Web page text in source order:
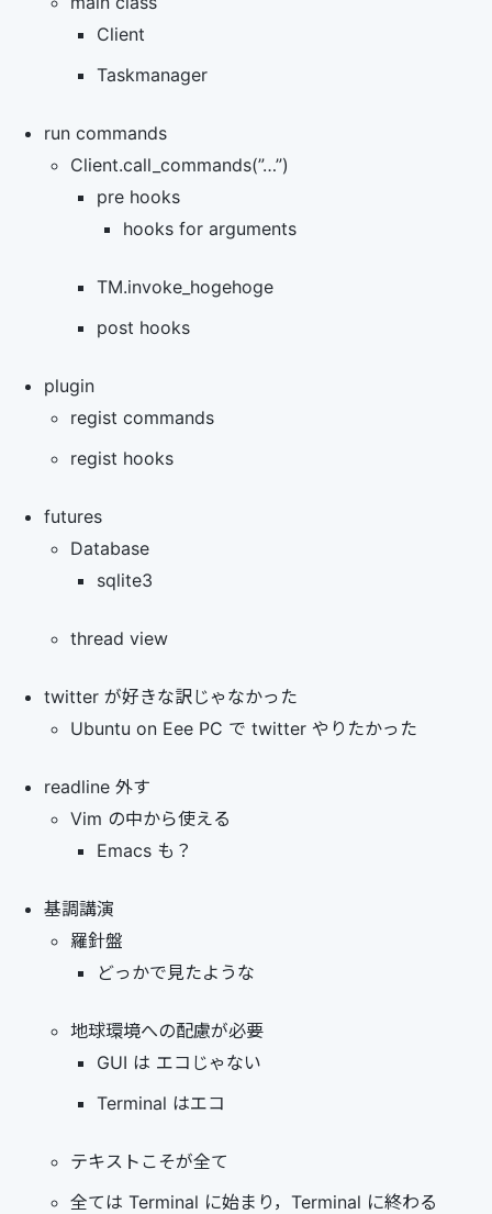
Client
Taskmanager
run commands
Client.call_commands(”…”)
pre hooks
hooks for arguments
TM.invoke_hogehoge
post hooks
plugin
regist commands
regist hooks
futures
Database
sqlite3
thread view
twitter が好きな訳じゃなかった
Ubuntu on Eee PC で twitter やりたかった
readline 外す
Vim の中から使える
Emacs も？
基調講演
羅針盤
どっかで見たような
地球環境への配慮が必要
GUI は エコじゃない
Terminal はエコ
テキストこそが全て
全ては Terminal に始まり，Terminal に終わる